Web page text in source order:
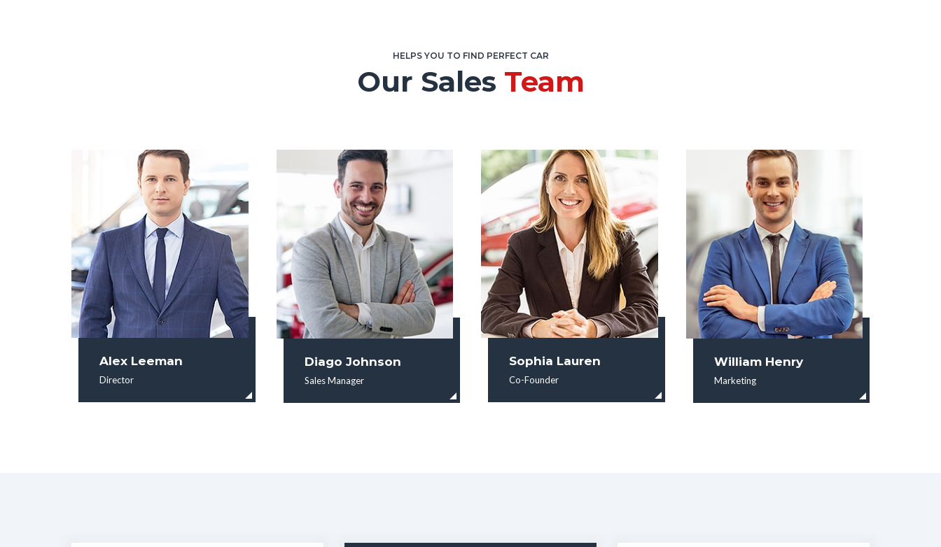
HELPS YOU TO FIND PERFECT CAR
Our Sales Team
Alex Leeman
Director
Diago Johnson
Sales Manager
Sophia Lauren
Co-Founder
William Henry
Marketing